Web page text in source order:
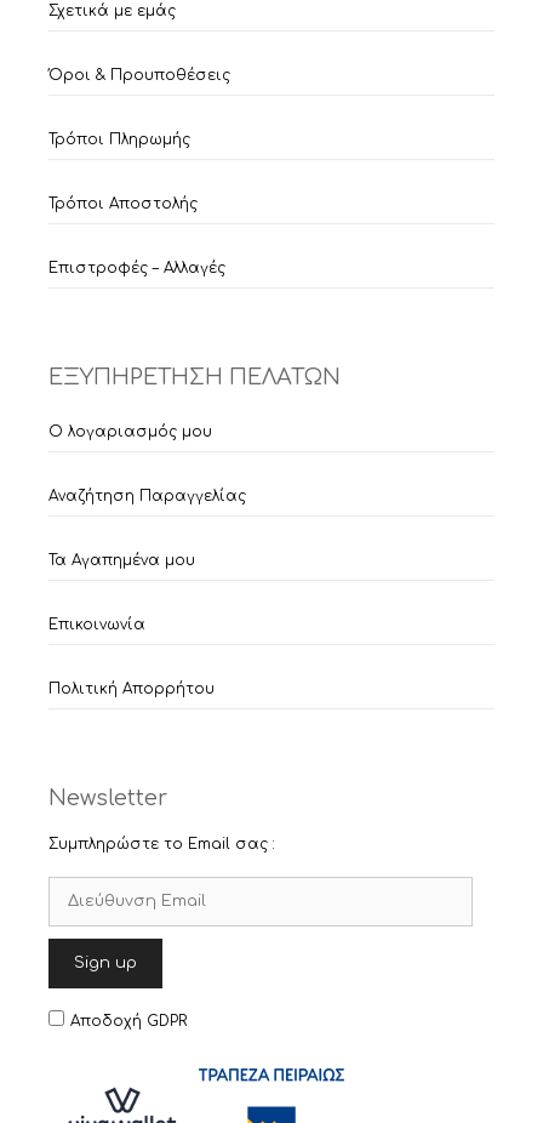
Σχετικά με εμάς
Όροι & Προυποθέσεις
Τρόποι Πληρωμής
Τρόποι Αποστολής
Επιστροφές – Αλλαγές
ΕΞΥΠΗΡΕΤΗΣΗ ΠΕΛΑΤΩΝ
Ο λογαριασμός μου
Αναζήτηση Παραγγελίας
Τα Αγαπημένα μου
Επικοινωνία
Πολιτική Απορρήτου
Newsletter
Συμπληρώστε το Email σας :
Αποδοχή GDPR